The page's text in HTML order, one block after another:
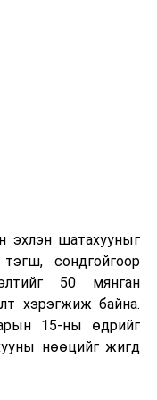
эхлэн шатахууныг
сондгойгоор
50 мянган
хэрэгжиж байна.
15-ны өдрийг
нөөцийг жигд